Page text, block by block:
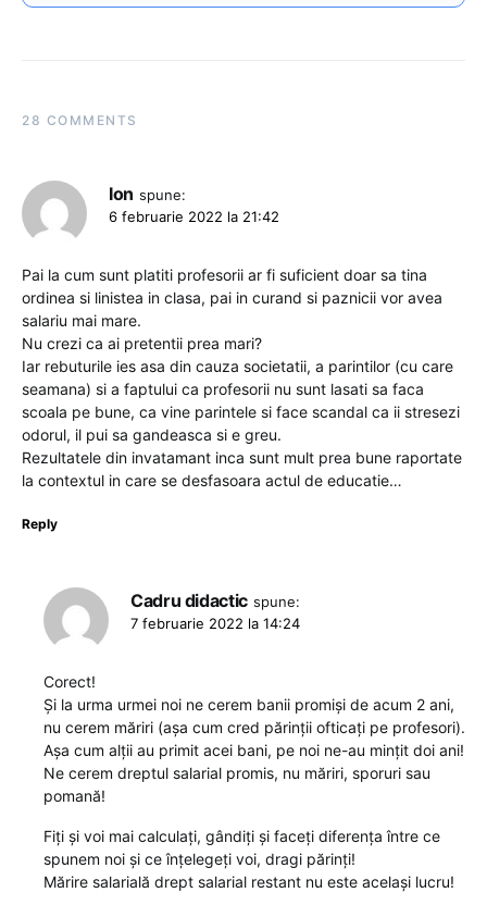
28 COMMENTS
Ion spune:
6 februarie 2022 la 21:42
Pai la cum sunt platiti profesorii ar fi suficient doar sa tina
ordinea si linistea in clasa, pai in curand si paznicii vor avea
salariu mai mare.
Nu crezi ca ai pretentii prea mari?
Iar rebuturile ies asa din cauza societatii, a parintilor (cu care
seamana) si a faptului ca profesorii nu sunt lasati sa faca
scoala pe bune, ca vine parintele si face scandal ca ii stresezi
odorul, il pui sa gandeasca si e greu.
Rezultatele din invatamant inca sunt mult prea bune raportate
la contextul in care se desfasoara actul de educatie…
Reply
Cadru didactic spune:
7 februarie 2022 la 14:24
Corect!
Și la urma urmei noi ne cerem banii promiși de acum 2 ani,
nu cerem măriri (așa cum cred părinții ofticați pe profesori).
Așa cum alții au primit acei bani, pe noi ne-au mințit doi ani!
Ne cerem dreptul salarial promis, nu măriri, sporuri sau
pomană!
Fiți și voi mai calculați, gândiți și faceți diferența între ce
spunem noi și ce înțelegeți voi, dragi părinți!
Mărire salarială drept salarial restant nu este același lucru!